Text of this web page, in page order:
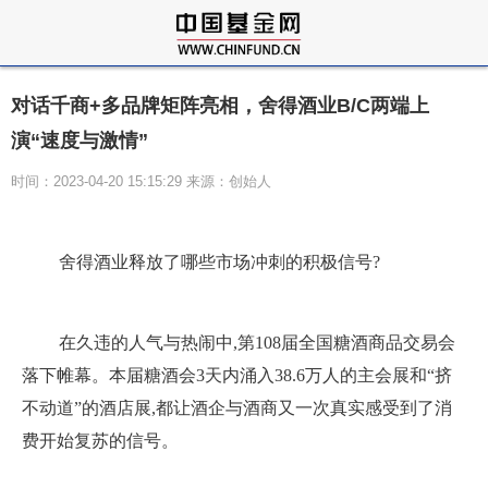
对话千商+多品牌矩阵亮相，舍得酒业B/C两端上
演“速度与激情”
时间：2023-04-20 15:15:29 来源：创始人
舍得酒业释放了哪些市场冲刺的积极信号?
在久违的人气与热闹中,第108届全国糖酒商品交易会
落下帷幕。本届糖酒会3天内涌入38.6万人的主会展和“挤
不动道”的酒店展,都让酒企与酒商又一次真实感受到了消
费开始复苏的信号。